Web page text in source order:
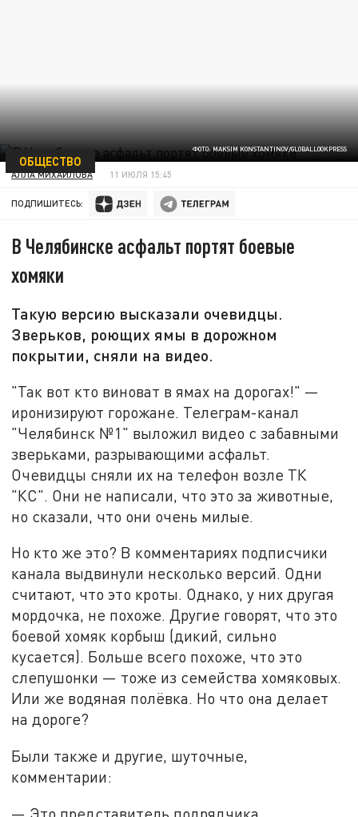
ФОТО: MAKSIM KONSTANTINOV/GLOBALLOOKPRESS
ОБЩЕСТВО
АЛЛА МИХАЙЛОВА 11 ИЮЛЯ 15:45
ПОДПИШИТЕСЬ:
В Челябинске асфальт портят боевые
хомяки
Такую версию высказали очевидцы.
Зверьков, роющих ямы в дорожном
покрытии, сняли на видео.
"Так вот кто виноват в ямах на дорогах!" —
иронизируют горожане. Телеграм-канал
"Челябинск №1" выложил видео с забавными
зверьками, разрывающими асфальт.
Очевидцы сняли их на телефон возле ТК
"КС". Они не написали, что это за животные,
но сказали, что они очень милые.
Но кто же это? В комментариях подписчики
канала выдвинули несколько версий. Одни
считают, что это кроты. Однако, у них другая
мордочка, не похоже. Другие говорят, что это
боевой хомяк корбыш (дикий, сильно
кусается). Больше всего похоже, что это
слепушонки — тоже из семейства хомяковых.
Или же водяная полёвка. Но что она делает
на дороге?
Были также и другие, шуточные,
комментарии:
— Это представитель подрядчика.